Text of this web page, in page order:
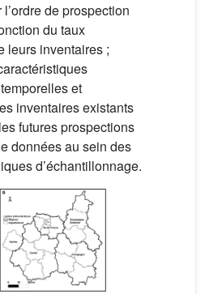
de prospection
du taux
leurs inventaires ;
et
inventaires existants
futures prospections
données au sein des
d’échantillonnage.